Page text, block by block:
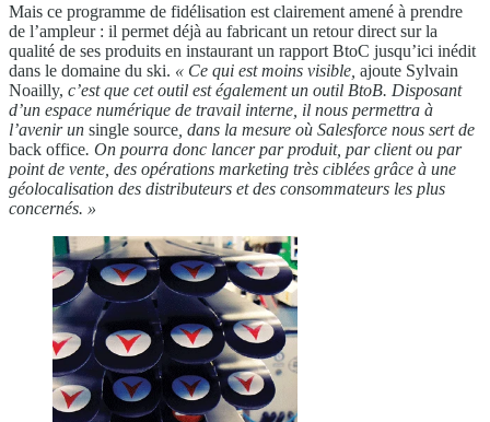
Mais ce programme de fidélisation est clairement amené à prendre
de l’ampleur : il permet déjà au fabricant un retour direct sur la
qualité de ses produits en instaurant un rapport BtoC jusqu’ici inédit
dans le domaine du ski. « Ce qui est moins visible, ajoute Sylvain
Noailly, c’est que cet outil est également un outil BtoB. Disposant
d’un espace numérique de travail interne, il nous permettra à
l’avenir un single source , dans la mesure où Salesforce nous sert de
back office. On pourra donc lancer par produit, par client ou par
point de vente, des opérations marketing très ciblées grâce à une
géolocalisation des distributeurs et des consommateurs les plus
concernés. »